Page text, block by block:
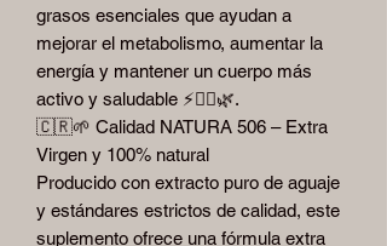
grasos esenciales que ayudan a
mejorar el metabolismo, aumentar la
energía y mantener un cuerpo más
activo y saludable ⚡🏃‍♀️🌿.
🇨🇷🌱 Calidad NATURA 506 – Extra
Virgen y 100% natural
Producido con extracto puro de aguaje
y estándares estrictos de calidad, este
suplemento ofrece una fórmula extra